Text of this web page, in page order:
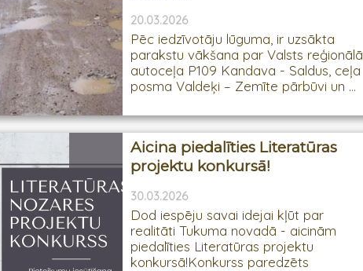
20.03.2026
Pēc iedzīvotāju lūguma, ir uzsākta
parakstu vākšana par Valsts reģionālā
autoceļa P109 Kandava - Saldus, ceļa
posma Valdeķi – Zemīte pārbūvi un ...
Aicina piedalīties Literatūras
projektu konkursā!
30.03.2026
Dod iespēju savai idejai kļūt par
realitāti Tukuma novadā - aicinām
piedalīties Literatūras projektu
konkursā!Konkurss paredzēts